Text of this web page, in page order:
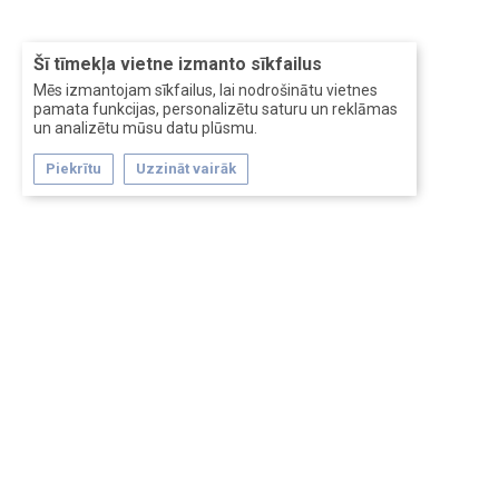
Šī tīmekļa vietne izmanto sīkfailus
Mēs izmantojam sīkfailus, lai nodrošinātu vietnes
pamata funkcijas, personalizētu saturu un reklāmas
un analizētu mūsu datu plūsmu.
Piekrītu Uzzināt vairāk